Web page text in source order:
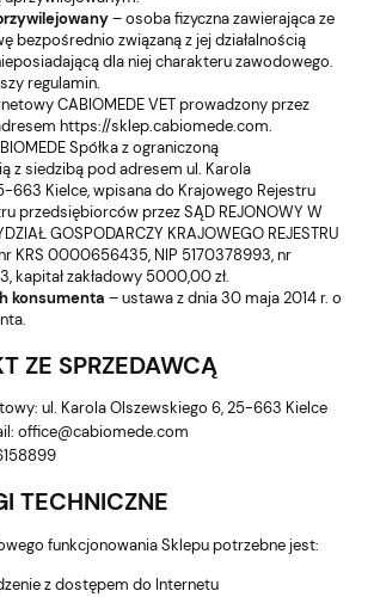
– osoba fizyczna zawierająca ze
bezpośrednio związaną z jej działalnością
dla niej charakteru zawodowego.
regulamin.
CABIOMEDE VET prowadzony przez
https://sklep.cabiomede.com.
Spółka z ograniczoną
z siedzibą pod adresem ul. Karola
663 Kielce, wpisana do Krajowego Rejestru
przedsiębiorców przez SĄD REJONOWY W
GOSPODARCZY KRAJOWEGO REJESTRU
KRS 0000656435, NIP 5170378993, nr
kapitał zakładowy 5000,00 zł.
konsumenta – ustawa z dnia 30 maja 2014 r. o
ZE SPRZEDAWCĄ
ul. Karola Olszewskiego 6, 25-663 Kielce
office@cabiomede.com
TECHNICZNE
funkcjonowania Sklepu potrzebne jest:
z dostępem do Internetu